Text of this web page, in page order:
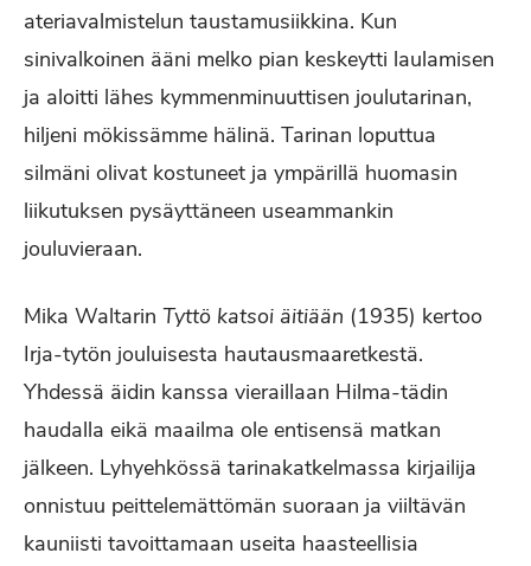
ateriavalmistelun taustamusiikkina. Kun
sinivalkoinen ääni melko pian keskeytti laulamisen
ja aloitti lähes kymmenminuuttisen joulutarinan,
hiljeni mökissämme hälinä. Tarinan loputtua
silmäni olivat kostuneet ja ympärillä huomasin
liikutuksen pysäyttäneen useammankin
jouluvieraan.
Mika Waltarin Tyttö katsoi äitiään (1935) kertoo
Irja-tytön jouluisesta hautausmaaretkestä.
Yhdessä äidin kanssa vieraillaan Hilma-tädin
haudalla eikä maailma ole entisensä matkan
jälkeen. Lyhyehkössä tarinakatkelmassa kirjailija
onnistuu peittelemättömän suoraan ja viiltävän
kauniisti tavoittamaan useita haasteellisia